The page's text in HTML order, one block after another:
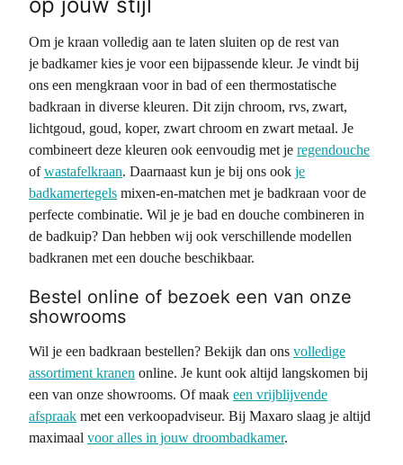
Om je kraan volledig aan te laten sluiten op de rest van
je badkamer kies je voor een bijpassende kleur. Je vindt bij
ons een mengkraan voor in bad of een thermostatische
badkraan in diverse kleuren. Dit zijn chroom, rvs, zwart,
lichtgoud, goud, koper, zwart chroom en zwart metaal. Je
combineert deze kleuren ook eenvoudig met je regendouche
ofwastafelkraan. Daarnaast kun je bij ons ook je
badkamertegels mixen-en-matchen met je badkraan voor de
perfecte combinatie. Wil je je bad en douche combineren in
de badkuip? Dan hebben wij ook verschillende modellen
badkranen met een douche beschikbaar.
Bestel online of bezoek een van onze
showrooms
Wil je een badkraan bestellen? Bekijk dan ons volledige
assortiment kranen online. Je kunt ook altijd langskomen bij
een van onze showrooms. Of maak een vrijblijvende
afspraak met een verkoopadviseur. Bij Maxaro slaag je altijd
maximaal voor alles in jouw droombadkamer.